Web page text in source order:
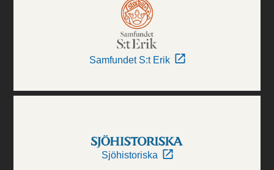
Samfundet S:t Erik
Sjöhistoriska